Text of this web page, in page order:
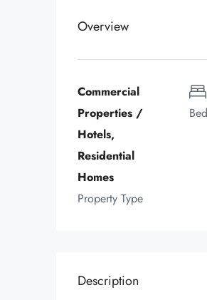
Overview
Commercial
Properties /
Hotels,
Residential
Homes
Property Type
Description